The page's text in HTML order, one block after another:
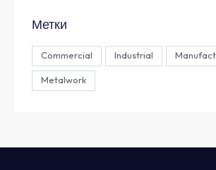
Метки
Commercial Industrial
Metalwork